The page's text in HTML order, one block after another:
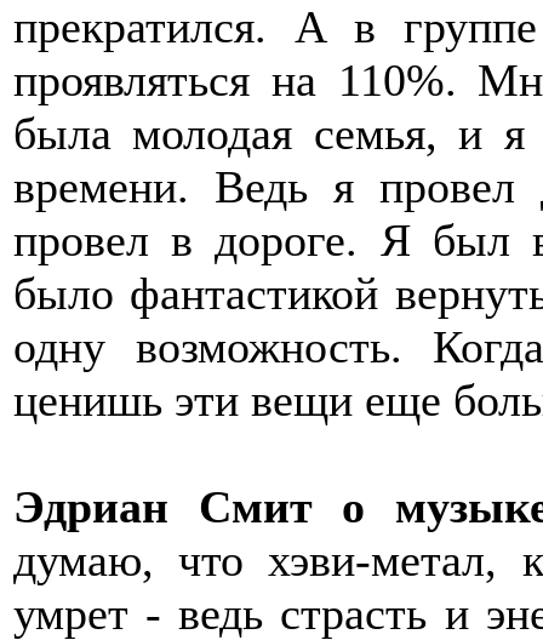
прекратился. А в
проявляться на 110%.
была молодая семья, и я
времени. Ведь я провел
провел в дороге. Я был
было фантастикой
одну возможность.
ценишь эти вещи еще
Эдриан Смит о
думаю, что хэви-метал,
умрет - ведь страсть и